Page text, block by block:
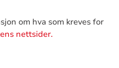
om hva som kreves for
nettsider.